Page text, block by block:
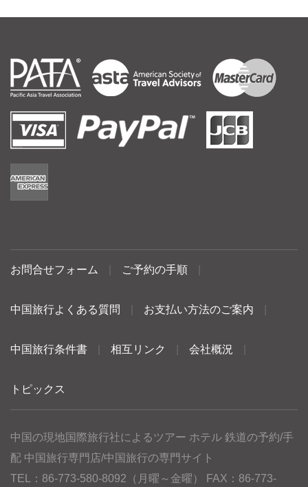
お問合せフォーム ご予約の手順
中国旅行よくある質問 お支払い方法のご案内
中国旅行条件書 相互リンク 会社概況
トピックス
中国の現地国際旅行社によるツアー ホテル 鉄道の予約/手
配 中国旅行専門店/中国旅行の専門サイト
TEL：86-773-580-8092（月曜～金曜） FAX：86-773-